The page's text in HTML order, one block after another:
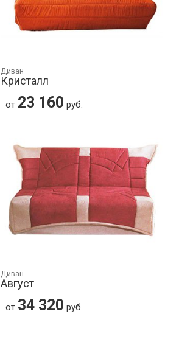
Диван
Кристалл
от 23 160 руб.
Диван
Август
от 34 320 руб.